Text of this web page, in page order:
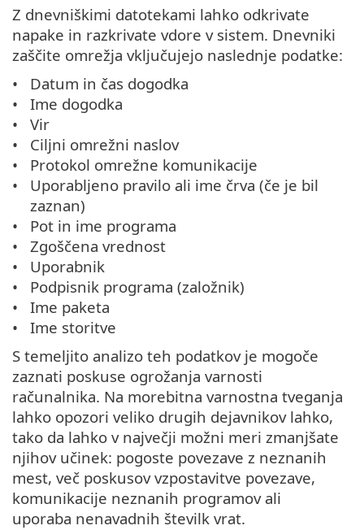
Z dnevniškimi datotekami lahko odkrivate
napake in razkrivate vdore v sistem. Dnevniki
zaščite omrežja vključujejo naslednje podatke:
Datum in čas dogodka
Ime dogodka
Vir
Ciljni omrežni naslov
Protokol omrežne komunikacije
Uporabljeno pravilo ali ime črva (če je bil
zaznan)
Pot in ime programa
Zgoščena vrednost
Uporabnik
Podpisnik programa (založnik)
Ime paketa
Ime storitve
S temeljito analizo teh podatkov je mogoče
zaznati poskuse ogrožanja varnosti
računalnika. Na morebitna varnostna tveganja
lahko opozori veliko drugih dejavnikov lahko,
tako da lahko v največji možni meri zmanjšate
njihov učinek: pogoste povezave z neznanih
mest, več poskusov vzpostavitve povezave,
komunikacije neznanih programov ali
uporaba nenavadnih številk vrat.